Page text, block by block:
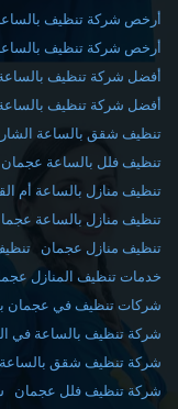
أرخص شركة تنظيف
أرخص شركة تنظيف
أفضل شركة تنظيف
أفضل شركة تنظيف
تنظيف شقق بالساعة
تنظيف فلل بالساعة عجمان
تنظيف منازل بالساعة أم
تنظيف منازل بالساعة
تنظيف منازل عجمان
خدمات تنظيف المنازل
شركات تنظيف في عجمان
شركة تنظيف بالساعة في
شركة تنظيف شقق بالساعة
شركة تنظيف فلل عجمان